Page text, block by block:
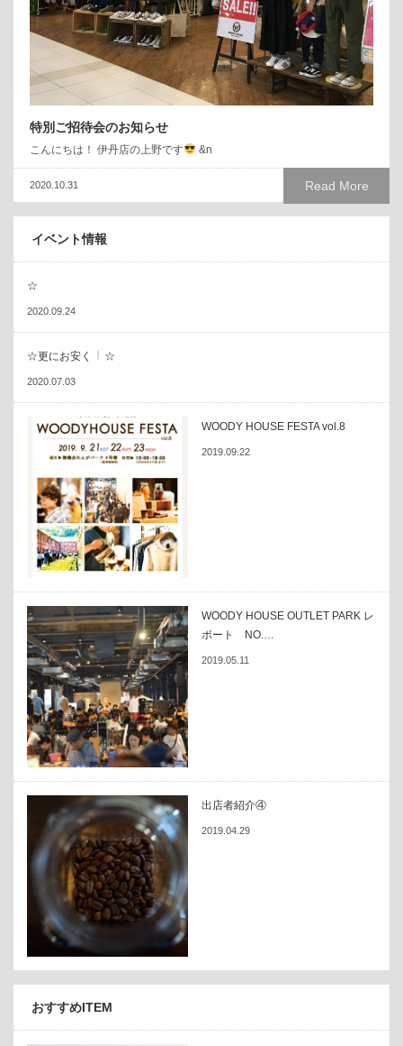
特別ご招待会のお知らせ
こんにちは！ 伊丹店の上野です &n
Read More
2020.10.31
イベント情報
☆
2020.09.24
☆更にお安く ☆
2020.07.03
WOODY HOUSE FESTA vol.8
2019.09.22
WOODY HOUSE OUTLET PARK レ
ポート NO.…
2019.05.11
出店者紹介④
2019.04.29
おすすめITEM